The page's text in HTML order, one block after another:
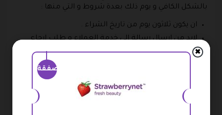
بالشكل الكافي و يوم ذلك بعدة شروط و التي منها :
ان يكون ثلاثون يوم من تاريخ الشراء .
لابد من ارسال رسالة الى خدمة العملاء و طلب ارجاع
المنتجات التي اشتريتها بواسطة كوبون ستروبري نت.
لابد ان تقوم بشحن المنتجات إلى المتجر مرة اخرى مع
مراعاة المنتجات التي لا تقبل الارجاع الى المتجر .
يقوم المتجر بفحص المنتج المرتجع ثم بعد ذلك يتم رد
القيمة المالية المدفوعة اليك مرة اخرى على حسابك
البنكي .
صفقة
✖